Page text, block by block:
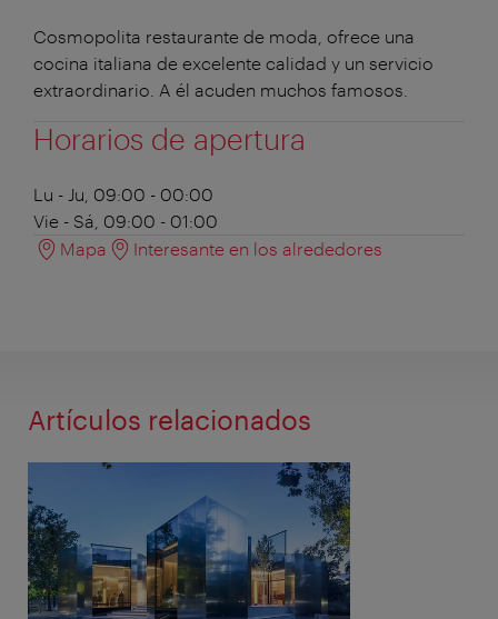
Cosmopolita restaurante de moda, ofrece una
cocina italiana de excelente calidad y un servicio
extraordinario. A él acuden muchos famosos.
Horarios de apertura
Lu - Ju, 09:00 - 00:00
Vie - Sá, 09:00 - 01:00
Mapa
Interesante en los alrededores
Artículos relacionados